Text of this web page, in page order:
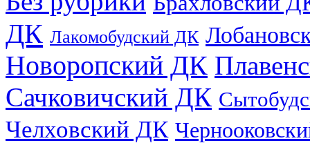
ДК Лакомобудский ДК
Новоропский ДК
Сачковичский ДК
Челховский ДК